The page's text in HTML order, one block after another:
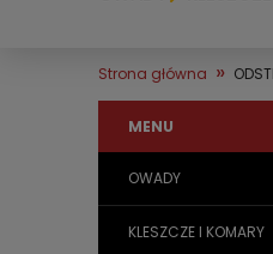
Strona główna »
MENU
OWADY
KLESZCZE I KOMARY